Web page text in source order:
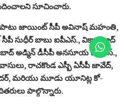
సూచించారు.
జాయింట్ సీపీ అవినాష్ మహంతి,
సుధీర్ బాబు ఐపీఎస్., వికారాబాద్
అడ్మిన్ డీసీపీ అనసూయ ఐపీఎస్.,
రాచకొండ ఎస్బీ ఏసీపీ జావేద్,
మరియు మూడు యూనిట్ల కో-
పాల్గొన్నారు.